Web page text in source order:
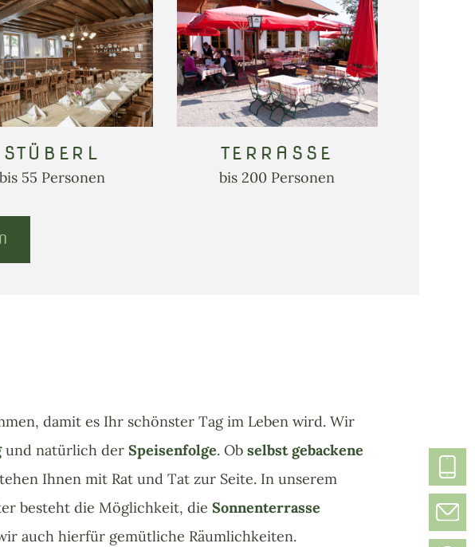
STÜBERL
bis 55 Personen
TERRASSE
bis 200 Personen
damit es Ihr schönster Tag im Leben wird. Wir
und natürlich der Speisenfolge. Ob selbst gebackene
Ihnen mit Rat und Tat zur Seite. In unserem
besteht die Möglichkeit, die Sonnenterrasse
auch hierfür gemütliche Räumlichkeiten.